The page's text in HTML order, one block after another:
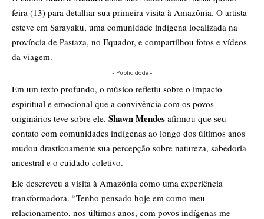
feira (13) para detalhar sua primeira visita à Amazônia. O artista
esteve em Sarayaku, uma comunidade indígena localizada na
província de Pastaza, no Equador, e compartilhou fotos e vídeos
da viagem.
- Publicidade -
Em um texto profundo, o músico refletiu sobre o impacto
espiritual e emocional que a convivência com os povos
originários teve sobre ele. Shawn Mendes afirmou que seu
contato com comunidades indígenas ao longo dos últimos anos
mudou drasticoamente sua percepção sobre natureza, sabedoria
ancestral e o cuidado coletivo.
Ele descreveu a visita à Amazônia como uma experiência
transformadora. “Tenho pensado hoje em como meu
relacionamento, nos últimos anos, com povos indígenas me